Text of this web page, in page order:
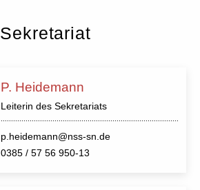
Sekretariat
P. Heidemann
Leiterin des Sekretariats
p.heidemann@nss-sn.de
0385 / 57 56 950-13